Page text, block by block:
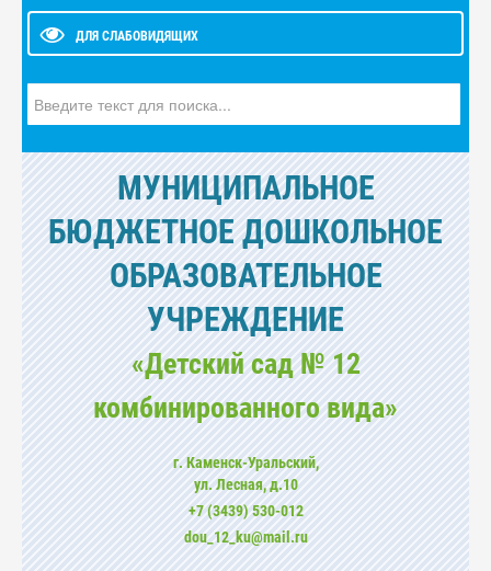
ДЛЯ СЛАБОВИДЯЩИХ
МУНИЦИПАЛЬНОЕ
БЮДЖЕТНОЕ ДОШКОЛЬНОЕ
ОБРАЗОВАТЕЛЬНОЕ
УЧРЕЖДЕНИЕ
«Детский сад № 12
комбинированного вида»
г. Каменск-Уральский,
ул. Лесная, д.10
+7 (3439) 530-012
dou_12_ku@mail.ru